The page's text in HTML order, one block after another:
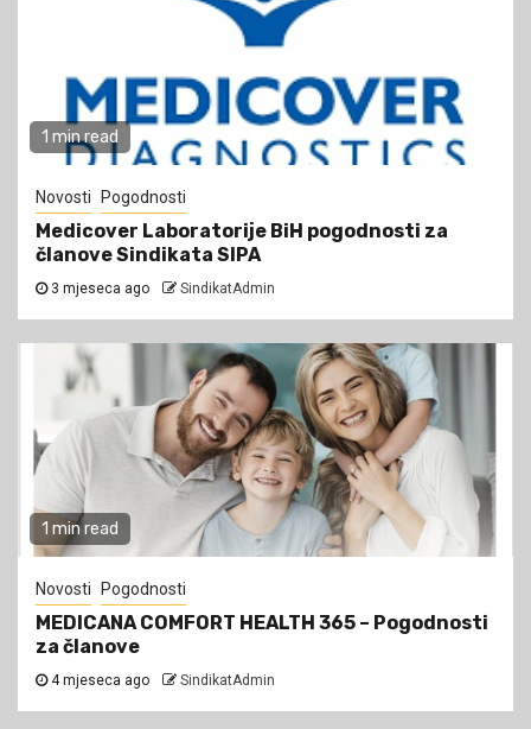
1 min read
Novosti Pogodnosti
Medicover Laboratorije BiH pogodnosti za
članove Sindikata SIPA
3 mjeseca ago SindikatAdmin
1 min read
Novosti Pogodnosti
MEDICANA COMFORT HEALTH 365 – Pogodnosti
za članove
4 mjeseca ago SindikatAdmin